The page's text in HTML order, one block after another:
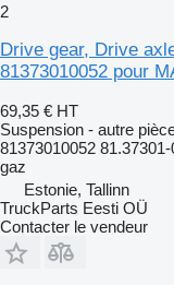
2
Drive gear, Drive
81373010052 pour
69,35 € HT
Suspension - autre
81373010052
gaz
Estonie, Tallinn
TruckParts Eesti OÜ
Contacter le vendeur